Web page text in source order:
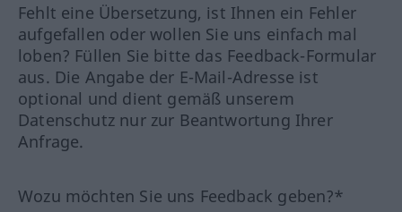
Fehlt eine Übersetzung, ist Ihnen ein Fehler
aufgefallen oder wollen Sie uns einfach mal
loben? Füllen Sie bitte das Feedback-Formular
aus. Die Angabe der E-Mail-Adresse ist
optional und dient gemäß unserem
Datenschutz nur zur Beantwortung Ihrer
Anfrage.
Wozu möchten Sie uns Feedback geben?*